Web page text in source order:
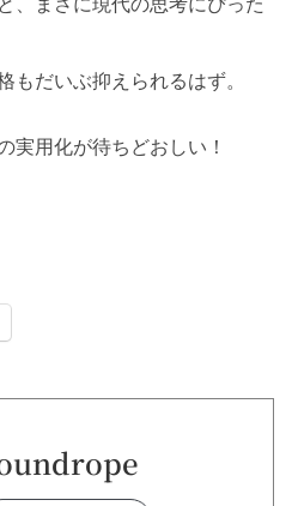
もだいぶ抑えられるはず。
実用化が待ちどおしい！